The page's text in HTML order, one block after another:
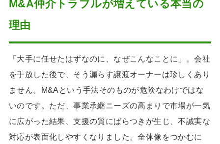
M&A仲介トラブルが増えている本当の
理由
「大手に任せたはずなのに、なぜこんなことに」。会社
を手放した後で、そう漏らす譲渡オーナーは珍しくあり
ません。M&Aという手法そのものが危険なわけではな
いのです。ただ、事業承継ニーズの高まりで市場が一気
に広がった結果、支援の質にばらつきが生じ、不誠実な
対応が表面化しやすくなりました。全体像をつかむに